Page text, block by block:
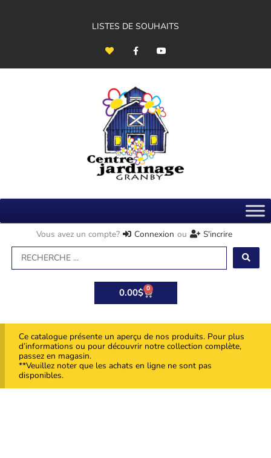
LISTES DE SOUHAITS
e
r
a
c
e
o
o
k
-
f
o
t
Vous avez un compte? Connexion ou
S'incrire
Search
0.00$ 0
Panier
Ce catalogue présente un aperçu de nos produits. Pour plus
d’informations ou pour découvrir notre collection complète,
passez en magasin.
**Veuillez noter que les achats en ligne ne sont pas
disponibles.